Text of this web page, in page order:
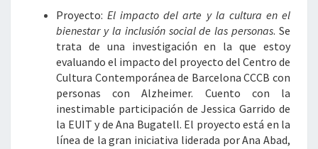
Proyecto:El impacto del arte y la cultura en el
bienestar y la inclusión social de las personas. Se
trata de una investigación en la que estoy
evaluando el impacto del proyecto del Centro de
Cultura Contemporánea de Barcelona CCCB con
personas con Alzheimer. Cuento con la
inestimable participación de Jessica Garrido de
la EUIT y de Ana Bugatell. El proyecto está en la
línea de la gran iniciativa liderada por Ana Abad,